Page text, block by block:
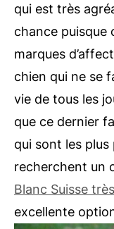
qui est très
chance puisque
marques
chien qui ne se
vie de tous les
que ce dernier
qui sont les
recherchent un
Blanc Suisse
excellente